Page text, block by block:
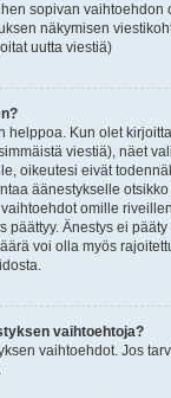
sopivan vaihtoehdon
näkymisen
uutta viestiä)
helppoa. Kun olet
viestiä), näet
oikeutesi eivät
äänestykselle
omille
päättyy. Änestys ei
voi olla myös
vaihtoehtoja?
vaihtoehdot. Jos